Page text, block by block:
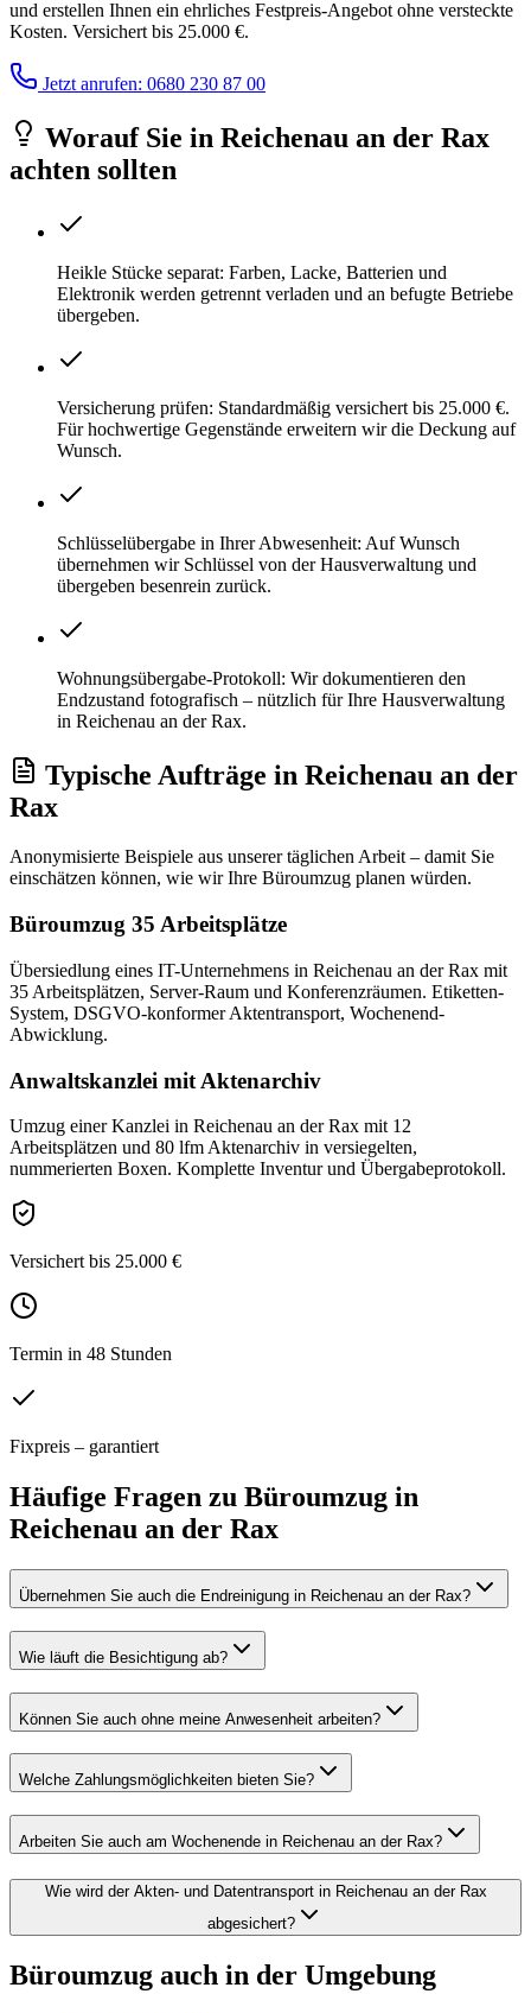
und erstellen Ihnen ein ehrliches Festpreis-Angebot ohne versteckte
Kosten. Versichert bis 25.000 €.
Jetzt anrufen: 0680 230 87 00
Worauf Sie in Reichenau an der Rax
achten sollten
Heikle Stücke separat: Farben, Lacke, Batterien und
Elektronik werden getrennt verladen und an befugte Betriebe
übergeben.
Versicherung prüfen: Standardmäßig versichert bis 25.000 €.
Für hochwertige Gegenstände erweitern wir die Deckung auf
Wunsch.
Schlüsselübergabe in Ihrer Abwesenheit: Auf Wunsch
übernehmen wir Schlüssel von der Hausverwaltung und
übergeben besenrein zurück.
Wohnungsübergabe-Protokoll: Wir dokumentieren den
Endzustand fotografisch – nützlich für Ihre Hausverwaltung
in Reichenau an der Rax.
Typische Aufträge in Reichenau an der
Rax
Anonymisierte Beispiele aus unserer täglichen Arbeit – damit Sie
einschätzen können, wie wir Ihre Büroumzug planen würden.
Büroumzug 35 Arbeitsplätze
Übersiedlung eines IT-Unternehmens in Reichenau an der Rax mit
35 Arbeitsplätzen, Server-Raum und Konferenzräumen. Etiketten-
System, DSGVO-konformer Aktentransport, Wochenend-
Abwicklung.
Anwaltskanzlei mit Aktenarchiv
Umzug einer Kanzlei in Reichenau an der Rax mit 12
Arbeitsplätzen und 80 lfm Aktenarchiv in versiegelten,
nummerierten Boxen. Komplette Inventur und Übergabeprotokoll.
Versichert bis 25.000 €
Termin in 48 Stunden
Fixpreis – garantiert
Häufige Fragen zu Büroumzug in
Reichenau an der Rax
Übernehmen Sie auch die Endreinigung in Reichenau an der Rax?
Wie läuft die Besichtigung ab?
Können Sie auch ohne meine Anwesenheit arbeiten?
Welche Zahlungsmöglichkeiten bieten Sie?
Arbeiten Sie auch am Wochenende in Reichenau an der Rax?
Wie wird der Akten- und Datentransport in Reichenau an der Rax
abgesichert?
Büroumzug auch in der Umgebung